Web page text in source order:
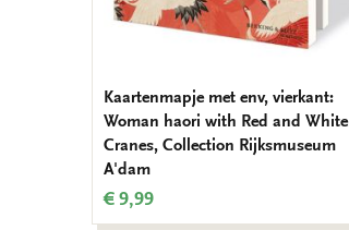
Kaartenmapje met env, vierkant:
Woman haori with Red and White
Cranes, Collection Rijksmuseum
A'dam
€ 9,99